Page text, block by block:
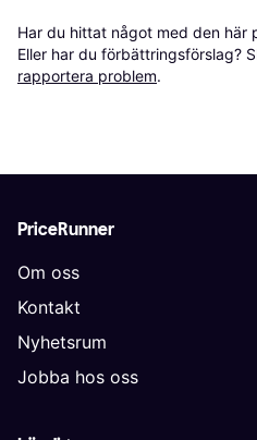
Har du hittat något med den här
Eller har du förbättringsförslag?
rapportera problem.
PriceRunner
Om oss
Kontakt
Nyhetsrum
Jobba hos oss